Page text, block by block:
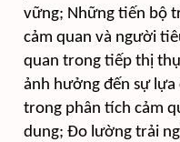
vững; Những tiến bộ
cảm quan và người
quan trong tiếp thị
ảnh hưởng đến sự
trong phân tích cảm
dung; Đo lường trải